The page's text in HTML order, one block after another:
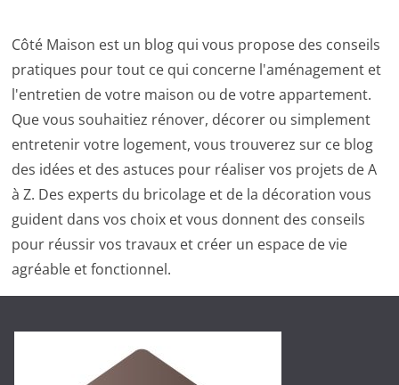
Côté Maison est un blog qui vous propose des conseils
pratiques pour tout ce qui concerne l'aménagement et
l'entretien de votre maison ou de votre appartement.
Que vous souhaitiez rénover, décorer ou simplement
entretenir votre logement, vous trouverez sur ce blog
des idées et des astuces pour réaliser vos projets de A
à Z. Des experts du bricolage et de la décoration vous
guident dans vos choix et vous donnent des conseils
pour réussir vos travaux et créer un espace de vie
agréable et fonctionnel.